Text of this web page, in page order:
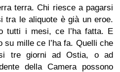
terra. Chi riesce a pagarsi
tra le aliquote è già un eroe.
tutti i mesi, ce l’ha fatta. E
su mille ce l’ha fa. Quelli che
tre giorni ad Ostia, o ad
della Camera possono